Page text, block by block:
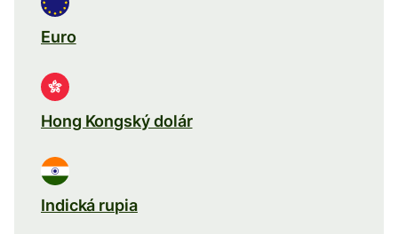
Euro
Hong Kongský dolár
Indická rupia